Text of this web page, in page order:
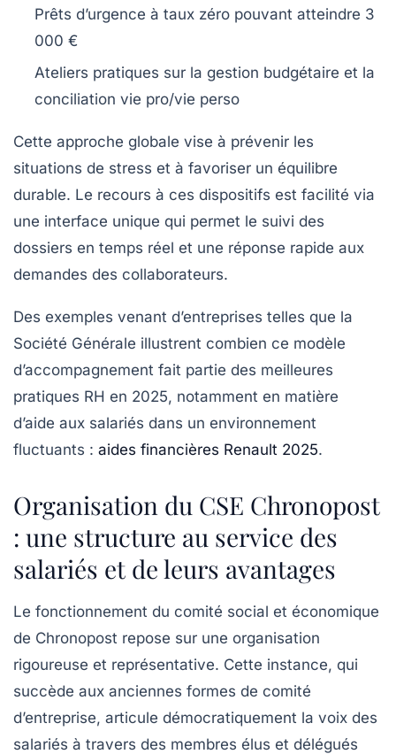
Prêts d’urgence à taux zéro pouvant atteindre 3
000 €
Ateliers pratiques sur la gestion budgétaire et la
conciliation vie pro/vie perso
Cette approche globale vise à prévenir les
situations de stress et à favoriser un équilibre
durable. Le recours à ces dispositifs est facilité via
une interface unique qui permet le suivi des
dossiers en temps réel et une réponse rapide aux
demandes des collaborateurs.
Des exemples venant d’entreprises telles que la
Société Générale illustrent combien ce modèle
d’accompagnement fait partie des meilleures
pratiques RH en 2025, notamment en matière
d’aide aux salariés dans un environnement
fluctuants : aides financières Renault 2025.
Organisation du CSE Chronopost
: une structure au service des
salariés et de leurs avantages
Le fonctionnement du comité social et économique
de Chronopost repose sur une organisation
rigoureuse et représentative. Cette instance, qui
succède aux anciennes formes de comité
d’entreprise, articule démocratiquement la voix des
salariés à travers des membres élus et délégués